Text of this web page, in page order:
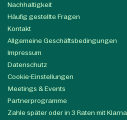
Nachhaltigkeit
Häufig gestellte Fragen
Kontakt
Allgemeine Geschäftsbedingungen
Impressum
Datenschutz
Cookie-Einstellungen
Meetings & Events
Partnerprogramme
Zahle später oder in 3 Raten mit Klarna